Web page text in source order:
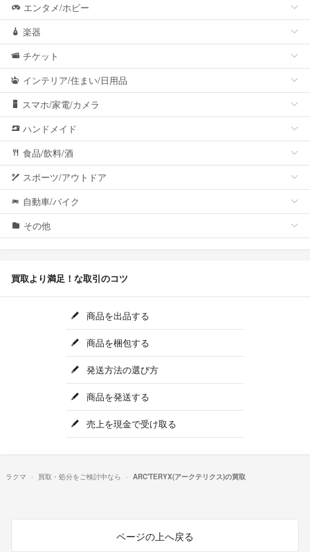
エンタメ/ホビー
楽器
チケット
インテリア/住まい/日用品
スマホ/家電/カメラ
ハンドメイド
食品/飲料/酒
スポーツ/アウトドア
自動車/バイク
その他
買取より満足！な取引のコツ
商品を出品する
商品を梱包する
発送方法の選び方
商品を発送する
売上を現金で受け取る
ラクマ 買取・処分をご検討中なら ARC'TERYX(アークテリクス)の買取
ページの上へ戻る